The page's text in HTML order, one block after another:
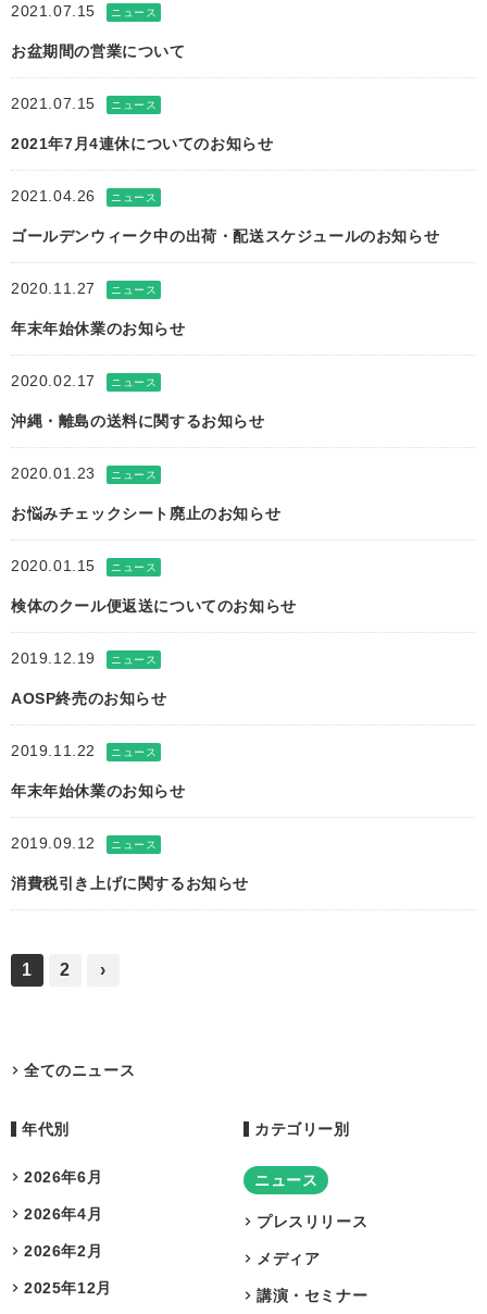
2021.07.15 ニュース
お盆期間の営業について
2021.07.15 ニュース
2021年7月4連休についてのお知らせ
2021.04.26 ニュース
ゴールデンウィーク中の出荷・配送スケジュールのお知らせ
2020.11.27 ニュース
年末年始休業のお知らせ
2020.02.17 ニュース
沖縄・離島の送料に関するお知らせ
2020.01.23 ニュース
お悩みチェックシート廃止のお知らせ
2020.01.15 ニュース
検体のクール便返送についてのお知らせ
2019.12.19 ニュース
AOSP終売のお知らせ
2019.11.22 ニュース
年末年始休業のお知らせ
2019.09.12 ニュース
消費税引き上げに関するお知らせ
1 2 ›
全てのニュース
年代別
2026年6月
2026年4月
2026年2月
2025年12月
カテゴリー別
ニュース
プレスリリース
メディア
講演・セミナー